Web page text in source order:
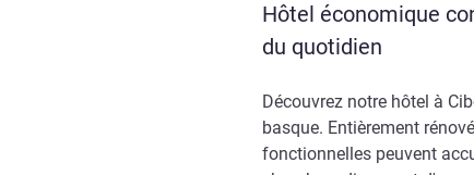
Hôtel économique
du quotidien
Découvrez notre hôtel à
basque. Entièrement
fonctionnelles peuvent